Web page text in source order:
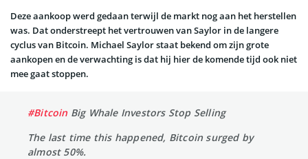
Deze aankoop werd gedaan terwijl de markt nog aan het herstellen
was. Dat onderstreept het vertrouwen van Saylor in de langere
cyclus van Bitcoin. Michael Saylor staat bekend om zijn grote
aankopen en de verwachting is dat hij hier de komende tijd ook niet
mee gaat stoppen.
#Bitcoin Big Whale Investors Stop Selling
The last time this happened, Bitcoin surged by
almost 50%.